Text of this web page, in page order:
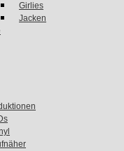
Girlies
Jacken